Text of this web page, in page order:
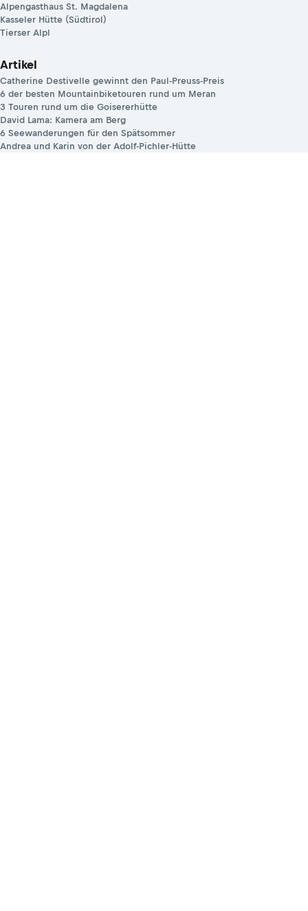
Alpengasthaus St. Magdalena
Kasseler Hütte (Südtirol)
Tierser Alpl
Artikel
Catherine Destivelle gewinnt den Paul-Preuss-Preis
6 der besten Mountainbiketouren rund um Meran
3 Touren rund um die Goisererhütte
David Lama: Kamera am Berg
6 Seewanderungen für den Spätsommer
Andrea und Karin von der Adolf-Pichler-Hütte